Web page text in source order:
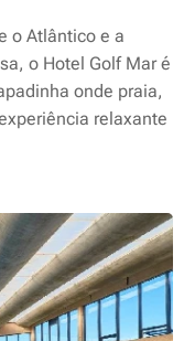
o Atlântico e a
o Hotel Golf Mar é
onde praia,
relaxante